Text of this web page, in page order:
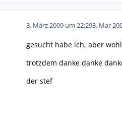
3. März 2009 um 22:293. Mar
gesucht habe ich, aber
trotzdem danke danke
der stef